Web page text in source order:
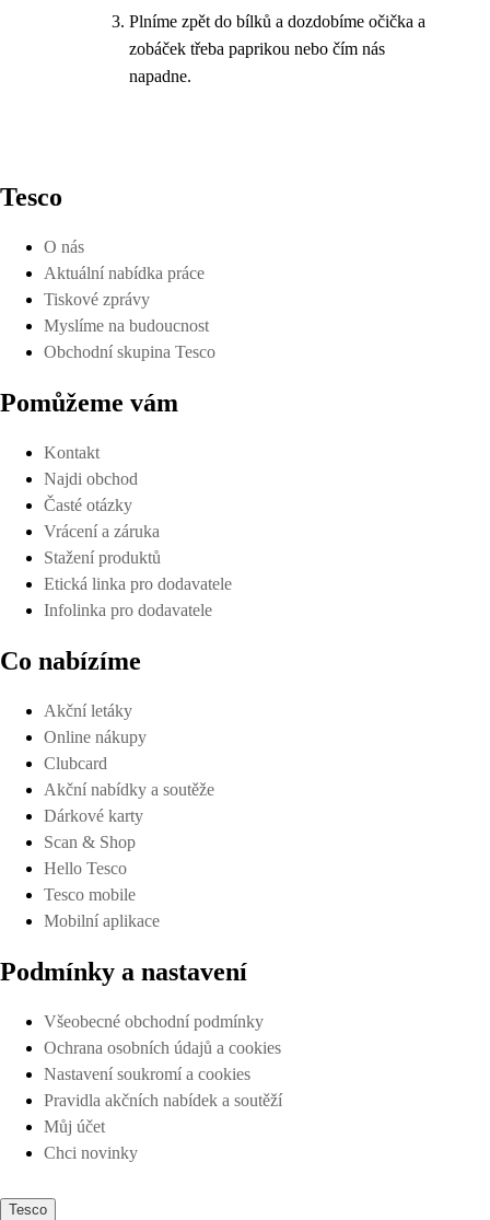
Plníme zpět do bílků a dozdobíme očička a
zobáček třeba paprikou nebo čím nás
napadne.
Tesco
O nás
Aktuální nabídka práce
Tiskové zprávy
Myslíme na budoucnost
Obchodní skupina Tesco
Pomůžeme vám
Kontakt
Najdi obchod
Časté otázky
Vrácení a záruka
Stažení produktů
Etická linka pro dodavatele
Infolinka pro dodavatele
Co nabízíme
Akční letáky
Online nákupy
Clubcard
Akční nabídky a soutěže
Dárkové karty
Scan & Shop
Hello Tesco
Tesco mobile
Mobilní aplikace
Podmínky a nastavení
Všeobecné obchodní podmínky
Ochrana osobních údajů a cookies
Nastavení soukromí a cookies
Pravidla akčních nabídek a soutěží
Můj účet
Chci novinky
Tesco